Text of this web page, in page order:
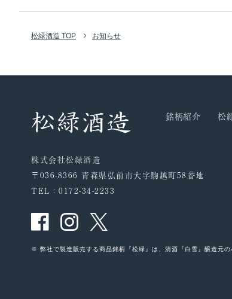
松緑酒造 TOP お知らせ
株式会社松緑酒造
〒036-8366 青森県弘前市大字駒越町58番地
TEL：0172-34-2233
※ 弊社で製造販売する商品銘柄『松緑』は、清酒『白雪』醸造元
銘柄紹介 松